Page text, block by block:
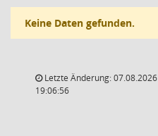
Keine Daten gefunden.
Letzte Änderung: 07.08.2026
19:06:56